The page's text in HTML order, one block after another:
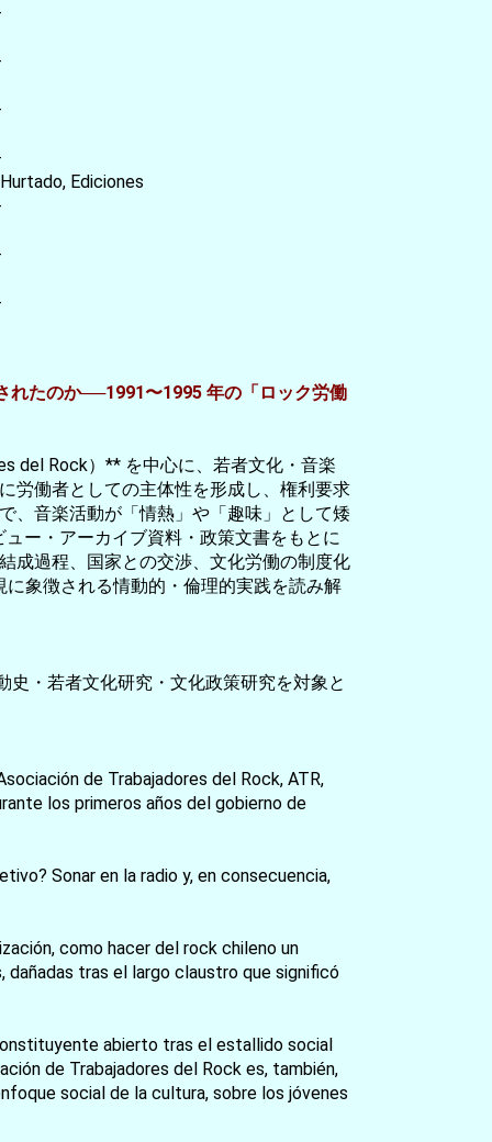
Ediciones
たのか──1991〜1995 年の「ロック労働
del Rock）** を中心に、若者文化・音楽
労働者としての主体性を形成し、権利要求
、音楽活動が「情熱」や「趣味」として矮
ー・アーカイブ資料・政策文書をもとに
成過程、国家との交渉、文化労働の制度化
象徴される情動的・倫理的実践を読み解
・若者文化研究・文化政策研究を対象と
de Trabajadores del Rock, ATR,
los primeros años del gobierno de
Sonar en la radio y, en consecuencia,
como hacer del rock chileno un
dañadas tras el largo claustro que significó
abierto tras el estallido social
de Trabajadores del Rock es, también,
social de la cultura, sobre los jóvenes